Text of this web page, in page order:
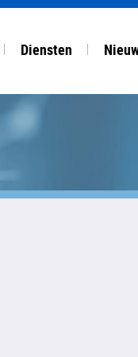
Diensten
COMPLEET